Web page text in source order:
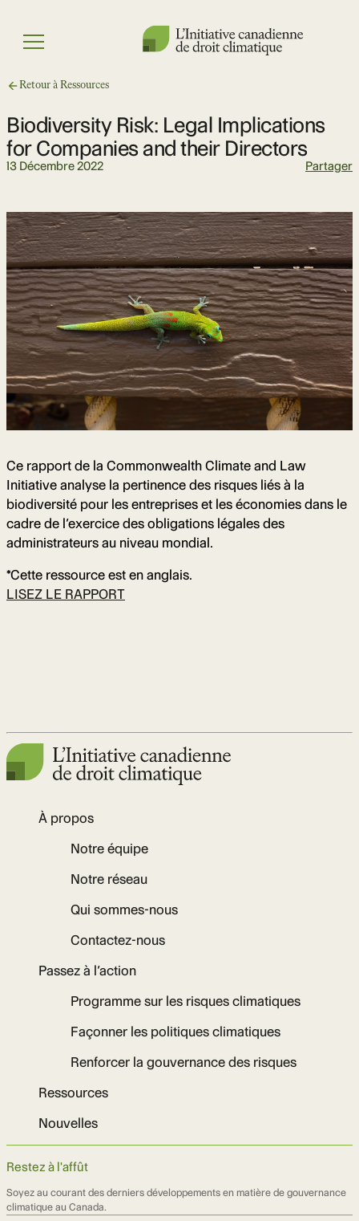
content
Menu
Retour à Ressources
Biodiversity Risk: Legal Implications
for Companies and their Directors
13 Décembre 2022 Partager
Ce rapport de la Commonwealth Climate and Law
Initiative analyse la pertinence des risques liés à la
biodiversité pour les entreprises et les économies dans le
cadre de l’exercice des obligations légales des
administrateurs au niveau mondial.
*Cette ressource est en anglais.
LISEZ LE RAPPORT
À propos
Notre équipe
Notre réseau
Qui sommes-nous
Contactez-nous
Passez à l’action
Programme sur les risques climatiques
Façonner les politiques climatiques
Renforcer la gouvernance des risques
Ressources
Nouvelles
Restez à l'affût
Soyez au courant des derniers développements en matière de gouvernance
climatique au Canada.